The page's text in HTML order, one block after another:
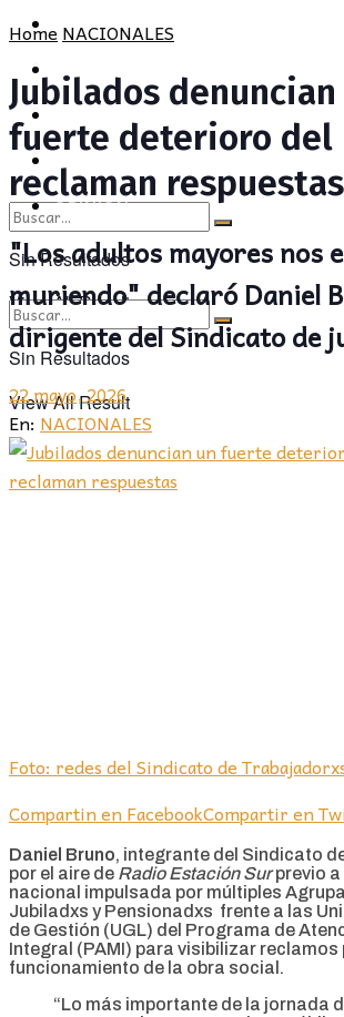
CULTURA
OPINIÓN
Sin Resultados
View All Result
PROVINCIA
POLÍTICA
OPINIÓN
Sin Resultados
View All Result
HomeNACIONALES
Jubilados denuncian
fuerte deterioro del
reclaman respuestas
"Los adultos mayores nos
muriendo" declaró Daniel
dirigente del Sindicato de
22 mayo, 2026
En: NACIONALES
Foto: redes del Sindicato de
Compartin en FacebookCompartir en
Daniel Bruno, integrante del Sindicato
por el aire de Radio Estación Surprevio a
nacional impulsada por múltiples
Jubiladxs y Pensionadxs frente a las
de Gestión (UGL) del Programa de
Integral (PAMI) para visibilizar reclamos
funcionamiento de la obra social.
“Lo más importante de la jornada